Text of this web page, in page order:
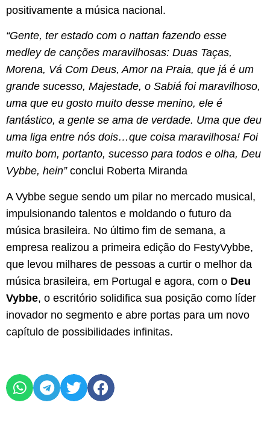
positivamente a música nacional.
“Gente, ter estado com o nattan fazendo esse
medley de canções maravilhosas: Duas Taças,
Morena, Vá Com Deus, Amor na Praia, que já é um
grande sucesso, Majestade, o Sabiá foi maravilhoso,
uma que eu gosto muito desse menino, ele é
fantástico, a gente se ama de verdade. Uma que deu
uma liga entre nós dois…que coisa maravilhosa! Foi
muito bom, portanto, sucesso para todos e olha, Deu
Vybbe, hein”conclui Roberta Miranda
A Vybbe segue sendo um pilar no mercado musical,
impulsionando talentos e moldando o futuro da
música brasileira. No último fim de semana, a
empresa realizou a primeira edição do FestyVybbe,
que levou milhares de pessoas a curtir o melhor da
música brasileira, em Portugal e agora, com o Deu
Vybbe, o escritório solidifica sua posição como líder
inovador no segmento e abre portas para um novo
capítulo de possibilidades infinitas.